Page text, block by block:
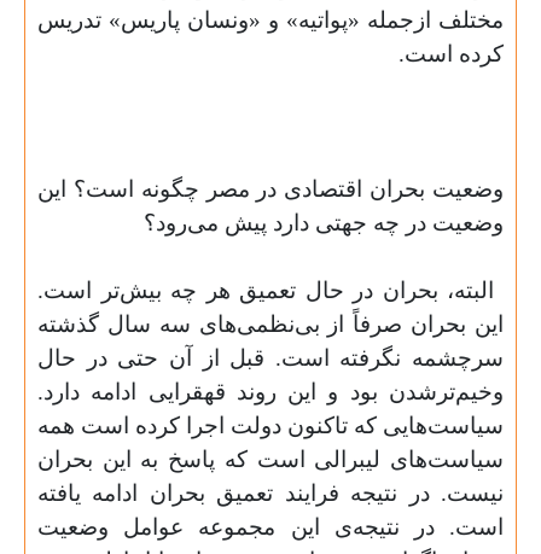
مختلف ازجمله «پواتیه» و «ونسان پاریس» تدریس
کرده است.
وضعیت بحران اقتصادی در مصر چگونه است؟ این
وضعیت در چه جهتی دارد پیش می‌رود؟
البته، بحران در حال تعمیق هر چه بیش‌تر است.
این بحران صرفاً از بی‌نظمی‌های سه سال گذشته
سرچشمه نگرفته است. قبل از آن حتی در حال
وخیم‌ترشدن بود و این روند قهقرایی ادامه دارد.
سیاست‌هایی که تاکنون دولت اجرا کرده است همه
سیاست‌های لیبرالی است که پاسخ به این بحران
نیست. در نتیجه فرایند تعمیق بحران ادامه یافته
است. در نتیجه‌ی این مجموعه عوامل وضعیت